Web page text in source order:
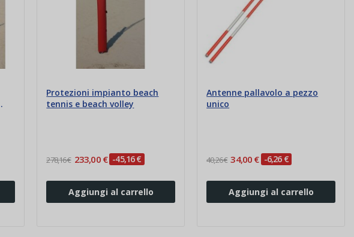
Protezioni impianto beach
tennis e beach volley
278,16 € 233,00 € -45,16 €
Aggiungi al carrello
Antenne pallavolo a pezzo
unico
40,26 € 34,00 € -6,26 €
Aggiungi al carrello